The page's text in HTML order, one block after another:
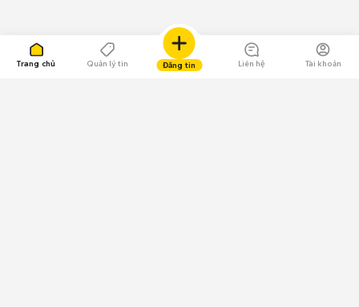
Trang chủ Quản lý tin Đăng tin Liên hệ Tài khoản